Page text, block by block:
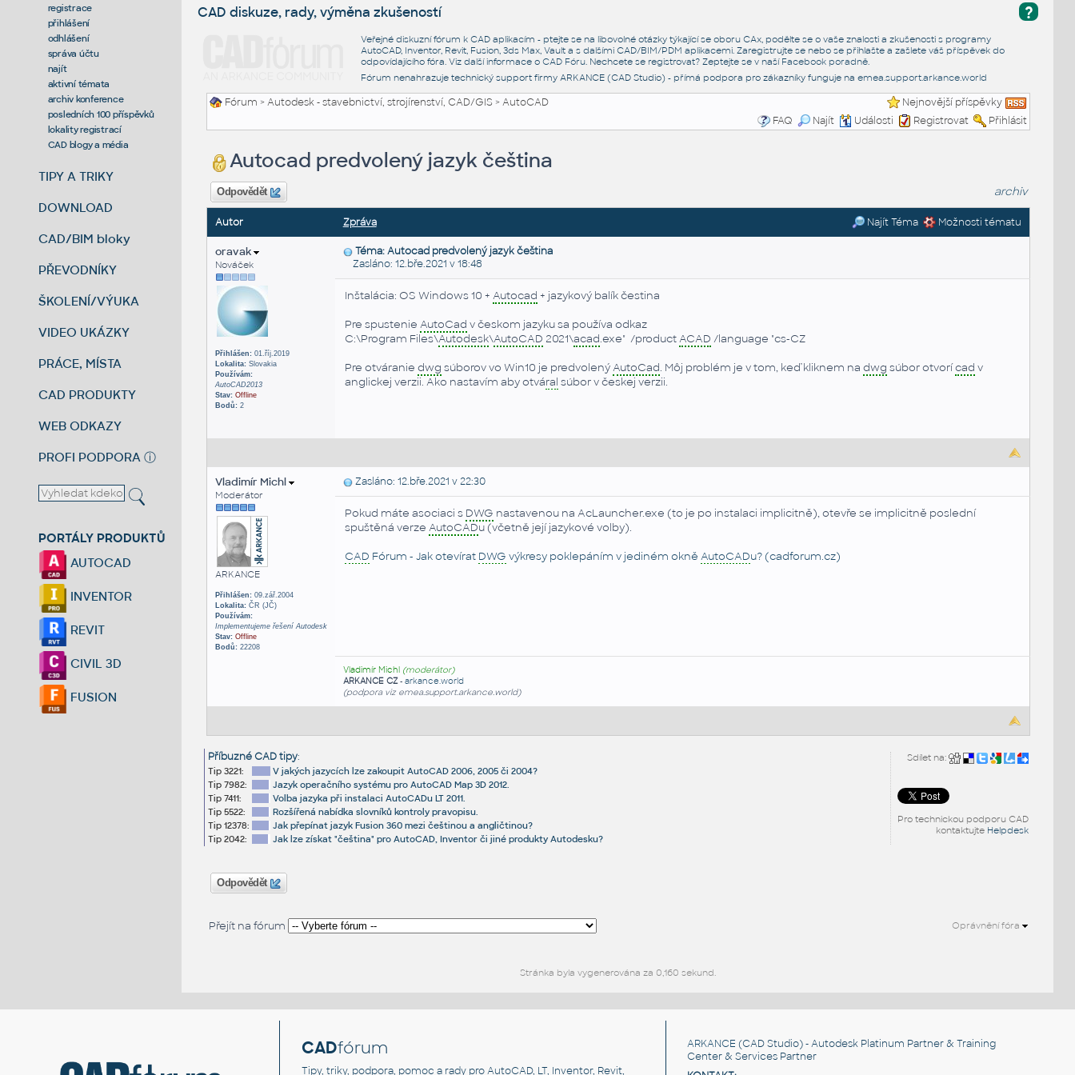
registrace
přihlášení
odhlášení
správa účtu
najít
aktivní témata
archiv konference
posledních 100 příspěvků
lokality registrací
CAD blogy a média
TIPY A TRIKY
DOWNLOAD
CAD/BIM bloky
PŘEVODNÍKY
ŠKOLENÍ/VÝUKA
VIDEO UKÁZKY
PRÁCE, MÍSTA
CAD PRODUKTY
WEB ODKAZY
PROFI PODPORA ⓘ
PORTÁLY PRODUKTŮ
AUTOCAD
INVENTOR
REVIT
CIVIL 3D
FUSION
?
CAD diskuze, rady, výměna zkušeností
Veřejné diskuzní fórum k CAD aplikacím - ptejte se na libovolné otázky týkající se oboru CAx, podělte se o vaše znalosti a zkušenosti s programy
AutoCAD, Inventor, Revit, Fusion, 3ds Max, Vault a s dalšími CAD/BIM/PDM aplikacemi. Zaregistrujte se nebo se přihlašte a zašlete váš příspěvek do
odpovídajícího fóra. Viz další informace o CAD Fóru. Nechcete se registrovat? Zeptejte se v naší Facebook poradně.
Fórum nenahrazuje technický support firmy ARKANCE (CAD Studio) - přímá podpora pro zákazníky funguje na emea.support.arkance.world
Fórum >Autodesk - stavebnictví, strojírenství, CAD/GIS>AutoCAD
Nejnovější příspěvky
FAQ
Najít Události Registrovat Přihlásit
Autocad predvolený jazyk čeština
Odpovědět archiv
Autor Zpráva Najít Téma Možnosti tématu
oravak
Nováček
Přihlášen:01.říj.2019
Lokalita:Slovakia
Používám:
AutoCAD2013
Stav: Offline
Bodů:2
Téma: Autocad predvolený jazyk čeština
Zasláno: 12.bře.2021 v 18:48
Inštalácia: OS Windows 10 + Autocad + jazykový balík čestina
Pre spustenie AutoCad v českom jazyku sa používa odkaz
C:\Program Files\Autodesk\AutoCAD 2021\acad.exe" /productACAD /language "cs-CZ
Pre otváranie dwg súborov vo Win10 je predvolenýAutoCad. Môj problém je v tom, keď kliknem na dwg súbor otvorícad v
anglickej verzii. Ako nastavím aby otváral súbor v českej verzii.
Vladimír Michl
Moderátor
ARKANCE
Přihlášen:09.zář.2004
Lokalita:ČR (JČ)
Používám:
Implementujeme řešení Autodesk
Stav: Offline
Bodů:22208
Zasláno: 12.bře.2021 v 22:30
Pokud máte asociaci s DWG nastavenou na AcLauncher.exe (to je po instalaci implicitně), otevře se implicitně poslední
spuštěná verze AutoCADu (včetně její jazykové volby).
CAD Fórum - Jak otevírat DWG výkresy poklepáním v jediném okně AutoCADu? (cadforum.cz)
Vladimír Michl (moderátor)
ARKANCE CZ- arkance.world
(podpora viz emea.support.arkance.world)
Sdílet na:
Pro technickou podporu CAD
kontaktujte Helpdesk
Příbuzné CAD tipy:
Tip 3221:
V jakých jazycích lze zakoupit AutoCAD 2006, 2005 či 2004?
Tip 7982:
Jazyk operačního systému pro AutoCAD Map 3D 2012.
Tip 7411:
Volba jazyka při instalaci AutoCADu LT 2011.
Tip 5522:
Rozšířená nabídka slovníků kontroly pravopisu.
Tip 12378:
Jak přepínat jazyk Fusion 360 mezi češtinou a angličtinou?
Tip 2042:
Jak lze získat "čeština" pro AutoCAD, Inventor či jiné produkty Autodesku?
Odpovědět
Přejít na fórum Oprávnění fóra
Stránka byla vygenerována za 0,160 sekund.
CADfórum
Tipy, triky, podpora, pomoc a rady pro AutoCAD, LT, Inventor, Revit,
ARKANCE (CAD Studio) - Autodesk Platinum Partner & Training
Center & Services Partner